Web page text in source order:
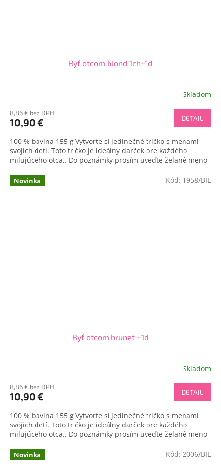
Byť otcom blond 1ch+1d
Skladom
8,86 € bez DPH
10,90 € DETAIL
100 % bavlna 155 g Vytvorte si jedinečné tričko s menami
svojich detí. Toto tričko je ideálny darček pre každého
milujúceho otca.. Do poznámky prosím uveďte želané meno
Novinka
Byť otcom brunet +1d
Skladom
8,86 € bez DPH
10,90 € DETAIL
100 % bavlna 155 g Vytvorte si jedinečné tričko s menami
svojich detí. Toto tričko je ideálny darček pre každého
milujúceho otca.. Do poznámky prosím uveďte želané meno
Kód: 1958/BIE
Novinka Kód: 2006/BIE